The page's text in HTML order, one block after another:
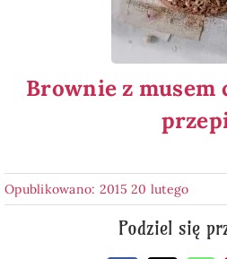
Brownie z musem
Opublikowano: 2015 20 lutego
Podziel się